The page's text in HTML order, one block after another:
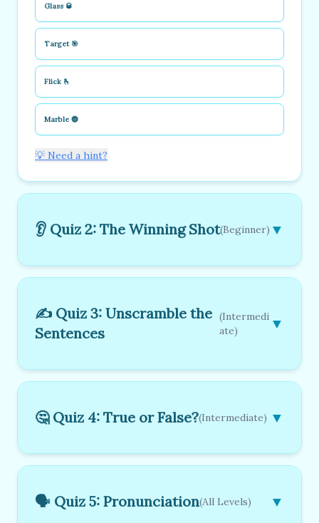
Glass 🥃
Target 🎯
Flick 🫰
Marble 🔵
💡 Need a hint?
👂 Quiz 2: The Winning Shot(Beginner) ▼
✍️ Quiz 3: Unscramble the
Sentences
(Intermedi
ate)
▼
🤔 Quiz 4: True or False?(Intermediate) ▼
🗣️ Quiz 5: Pronunciation(All Levels) ▼